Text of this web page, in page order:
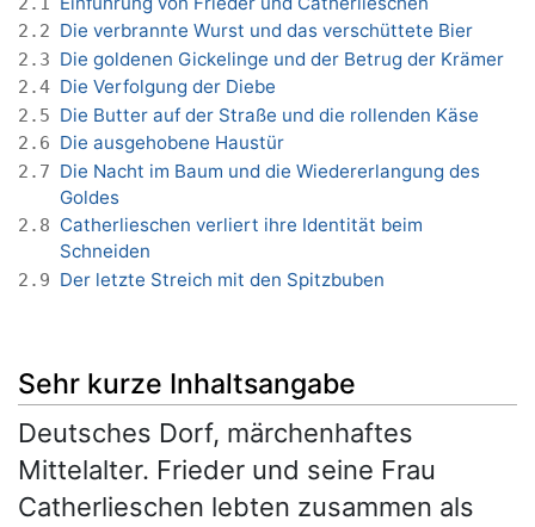
2.2 Die verbrannte Wurst und das verschüttete Bier
2.3 Die goldenen Gickelinge und der Betrug der Krämer
2.4 Die Verfolgung der Diebe
2.5 Die Butter auf der Straße und die rollenden Käse
2.6 Die ausgehobene Haustür
2.7 Die Nacht im Baum und die Wiedererlangung des
Goldes
2.8 Catherlieschen verliert ihre Identität beim
Schneiden
2.9 Der letzte Streich mit den Spitzbuben
Sehr kurze Inhaltsangabe
Deutsches Dorf, märchenhaftes
Mittelalter. Frieder und seine Frau
Catherlieschen lebten zusammen als